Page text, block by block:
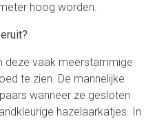
hoog worden.
deze vaak meerstammige
te zien. De mannelijke
wanneer ze gesloten
hazelaarkatjes. In